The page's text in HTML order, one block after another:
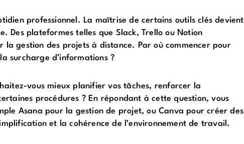
professionnel. La maîtrise de certains outils clés devient
Des plateformes telles que Slack, Trello ou Notion
gestion des projets à distance. Par où commencer pour
surcharge d’informations ?
vous mieux planifier vos tâches, renforcer la
procédures ? En répondant à cette question, vous
Asana pour la gestion de projet, ou Canva pour créer des
et la cohérence de l’environnement de travail.